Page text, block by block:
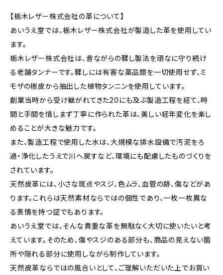
【栃木レザー株式会社の革について】
あいうえ堂では、栃木レザー株式会社が製造した革を使用してい
ます。
栃木レザー株式会社は、昔ながらの鞣し製法を頑なに守り続け
る老舗タンナーです。鞣しには有害な薬品類を一切使用せず、ミ
モザの樹皮から抽出した植物タンニンを使用しています。
創業当時から受け継がれてきた20にも及ぶ製造工程を経て、時
間と手間を惜しまず丁寧に作られた革は、美しい経年変化を楽し
めることが大きな魅力です。
また、製造工程で使用した水は、大規模な排水設備で汚泥をろ
過・浄化したうえで川へ戻すなど、環境にも配慮したものづくりを
されています。
天然皮革には、小さな斑点やスジ、色ムラ、血管の跡、傷などがあ
ります。これらは天然素材ならではの個性であり、一枚一枚異な
る表情を持つ証でもあります。
あいうえ堂では、そんな貴重な革を無駄なく大切に使いたいと考
えています。そのため、傷やスジのある部分も、商品の見えない箇
所や隠れる部分に使用しながら制作しています。
天然皮革ならではの風合いとして、ご理解いただいた上でお買い